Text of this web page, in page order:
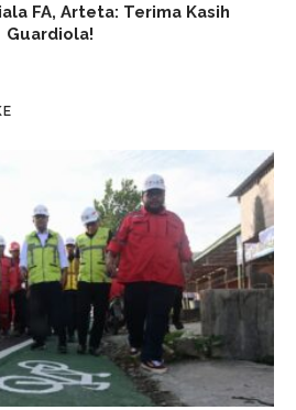
FA, Arteta: Terima Kasih
Guardiola!